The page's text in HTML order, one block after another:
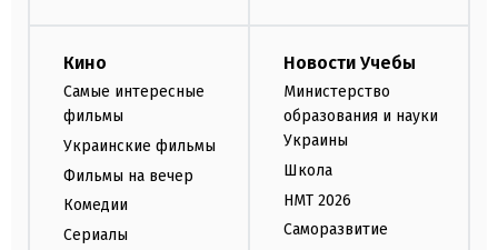
Кино
Самые интересные
фильмы
Украинские фильмы
Фильмы на вечер
Комедии
Сериалы
Новости Учебы
Министерство
образования и науки
Украины
Школа
НМТ 2026
Саморазвитие